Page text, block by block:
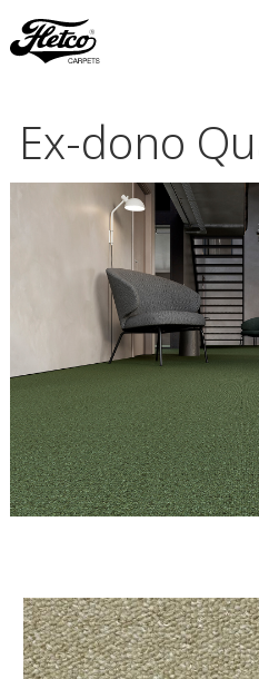
Ex-dono